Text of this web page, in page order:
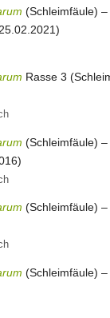
(Schleimfäule)
Rasse 3
(Schleimfäule) –
(Schleimfäule) –
(Schleimfäule) –